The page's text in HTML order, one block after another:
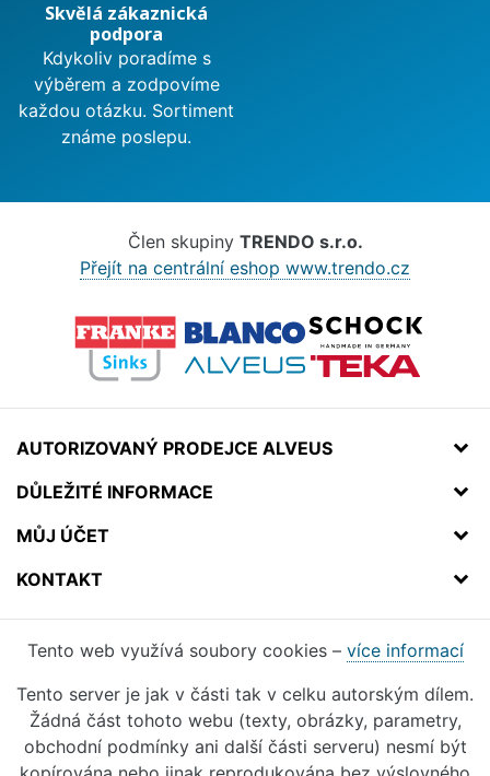
Skvělá zákaznická
podpora
Kdykoliv poradíme s
výběrem a zodpovíme
každou otázku. Sortiment
známe poslepu.
Člen skupiny TRENDO s.r.o.
Přejít na centrální eshop www.trendo.cz
AUTORIZOVANÝ PRODEJCE ALVEUS
DŮLEŽITÉ INFORMACE
MŮJ ÚČET
KONTAKT
Tento web využívá soubory cookies – více informací
Tento server je jak v části tak v celku autorským dílem.
Žádná část tohoto webu (texty, obrázky, parametry,
obchodní podmínky ani další části serveru) nesmí být